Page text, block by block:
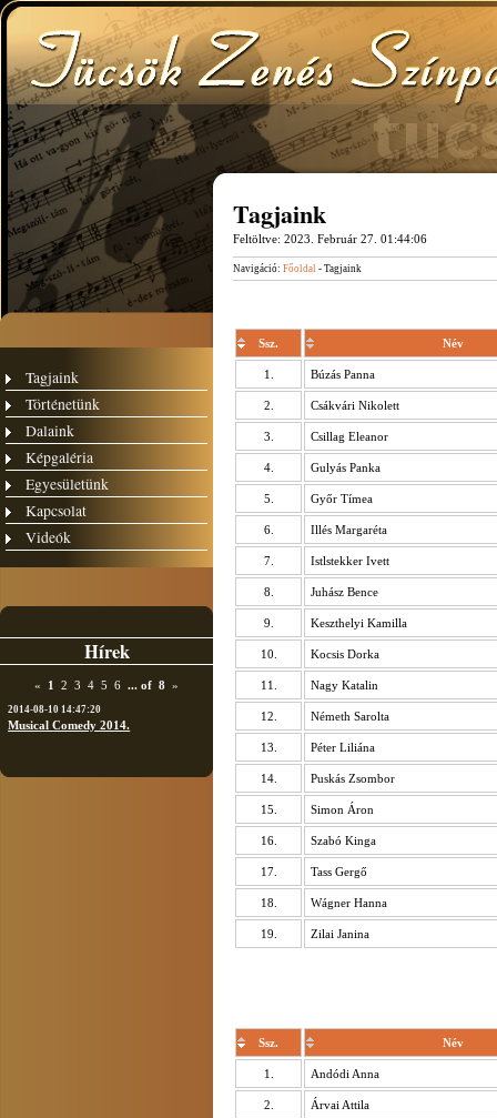
Tagjaink
Történetünk
Dalaink
Képgaléria
Egyesületünk
Kapcsolat
Videók
Hírek
« 1 2 3 4 5 6 ... of 8 »
2014-08-10 14:47:20
Musical Comedy 2014.
Tagjaink
Feltöltve: 2023. Február 27. 01:44:06
Navigáció: Főoldal - Tagjaink
Ssz. Név
1. Búzás Panna
2. Csákvári Nikolett
3. Csillag Eleanor
4. Gulyás Panka
5. Győr Tímea
6. Illés Margaréta
7. Istlstekker Ivett
8. Juhász Bence
9. Keszthelyi Kamilla
10. Kocsis Dorka
11. Nagy Katalin
12. Németh Sarolta
13. Péter Liliána
14. Puskás Zsombor
15. Simon Áron
16. Szabó Kinga
17. Tass Gergő
18. Wágner Hanna
19. Zilai Janina
Ssz. Név
1. Andódi Anna
2. Árvai Attila